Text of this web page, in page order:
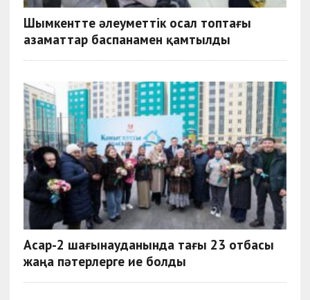
Шымкентте әлеуметтік осал топтағы
азаматтар баспанамен қамтылды
Асар-2 шағынауданында тағы 23 отбасы
жаңа пәтерлерге ие болды